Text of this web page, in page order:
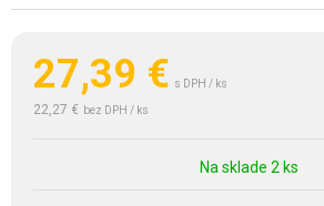
27,39 € s DPH / ks
22,27 € bez DPH / ks
Na sklade 2 ks